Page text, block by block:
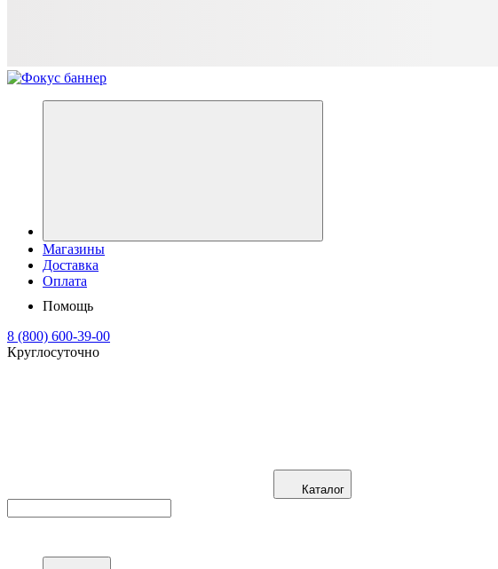
Магазины
Доставка
Оплата
Помощь
8 (800) 600-39-00
Круглосуточно
Каталог